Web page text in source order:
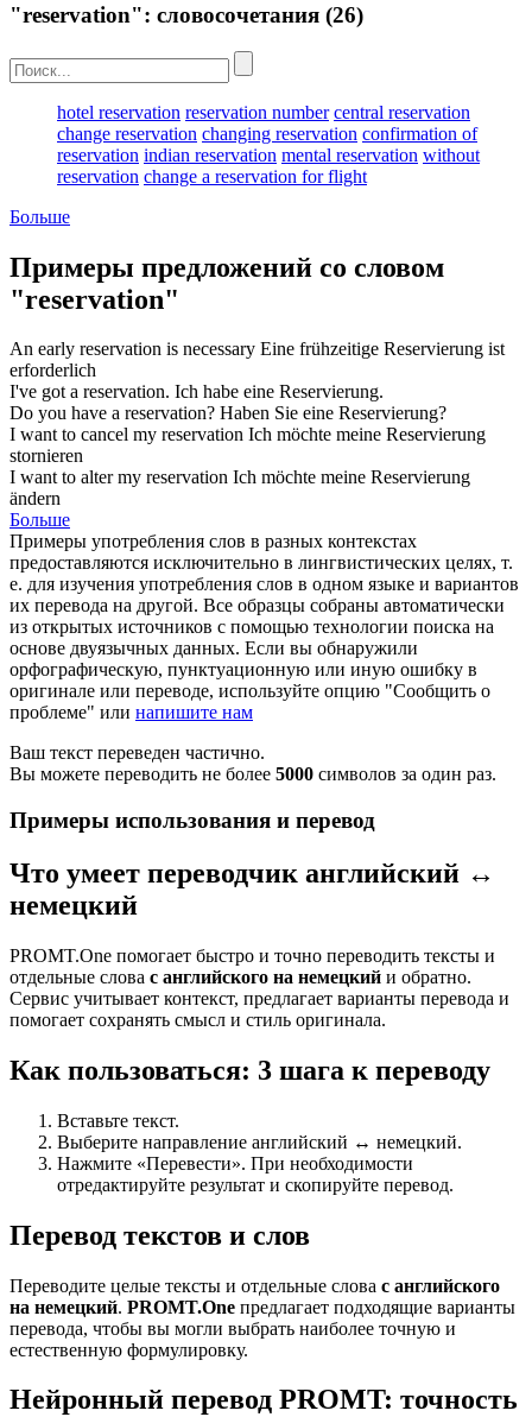
"reservation": словосочетания (26)
hotel reservation reservation number central reservation
change reservation changing reservation confirmation of
reservation indian reservation mental reservation without
reservation change a reservation for flight
Больше
Примеры предложений со словом
"reservation"
An early reservation is necessary Eine frühzeitige Reservierung ist
erforderlich
I've got a reservation. Ich habe eine Reservierung.
Do you have a reservation? Haben Sie eine Reservierung?
I want to cancel my reservation Ich möchte meine Reservierung
stornieren
I want to alter my reservation Ich möchte meine Reservierung
ändern
Больше
Примеры употребления слов в разных контекстах
предоставляются исключительно в лингвистических целях, т.
е. для изучения употребления слов в одном языке и вариантов
их перевода на другой. Все образцы собраны автоматически
из открытых источников с помощью технологии поиска на
основе двуязычных данных. Если вы обнаружили
орфографическую, пунктуационную или иную ошибку в
оригинале или переводе, используйте опцию "Сообщить о
проблеме" или напишите нам
Ваш текст переведен частично.
Вы можете переводить не более 5000 символов за один раз.
Примеры использования и перевод
Что умеет переводчик английский ↔
немецкий
PROMT.One помогает быстро и точно переводить тексты и
отдельные слова с английского на немецкий и обратно.
Сервис учитывает контекст, предлагает варианты перевода и
помогает сохранять смысл и стиль оригинала.
Как пользоваться: 3 шага к переводу
Вставьте текст.
Выберите направление английский ↔ немецкий.
Нажмите «Перевести». При необходимости
отредактируйте результат и скопируйте перевод.
Перевод текстов и слов
Переводите целые тексты и отдельные слова с английского
на немецкий. PROMT.One предлагает подходящие варианты
перевода, чтобы вы могли выбрать наиболее точную и
естественную формулировку.
Нейронный перевод PROMT: точность